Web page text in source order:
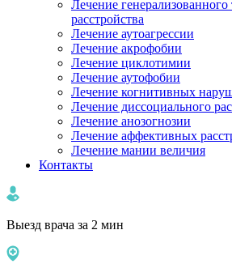
Лечение
расстройства
Лечение аутоагрессии
Лечение акрофобии
Лечение циклотимии
Лечение аутофобии
Лечение когнитивных
Лечение диссоциального
Лечение анозогнозии
Лечение аффективных
Лечение мании величия
Контакты
Выезд врача за 2 мин